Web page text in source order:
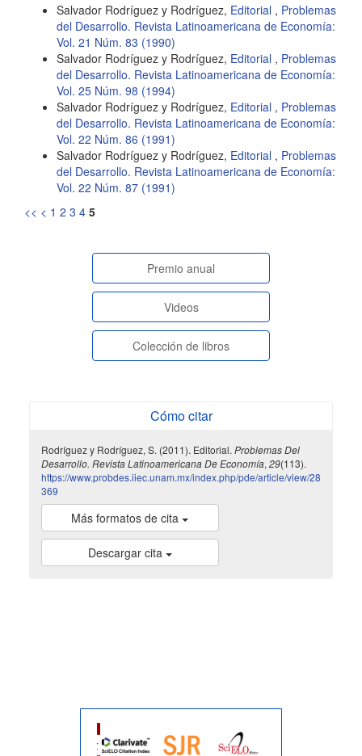
Salvador Rodríguez y Rodríguez, Editorial , Problemas
del Desarrollo. Revista Latinoamericana de Economía:
Vol. 21 Núm. 83 (1990)
Salvador Rodríguez y Rodríguez, Editorial , Problemas
del Desarrollo. Revista Latinoamericana de Economía:
Vol. 25 Núm. 98 (1994)
Salvador Rodríguez y Rodríguez, Editorial , Problemas
del Desarrollo. Revista Latinoamericana de Economía:
Vol. 22 Núm. 86 (1991)
Salvador Rodríguez y Rodríguez, Editorial , Problemas
del Desarrollo. Revista Latinoamericana de Economía:
Vol. 22 Núm. 87 (1991)
<< < 1 2 3 4 5
paginasespeciales
Premio anual
Videos
Colección de libros
Cómo citar
Rodríguez y Rodríguez, S. (2011). Editorial. Problemas Del
Desarrollo. Revista Latinoamericana De Economía, 29(113).
https://www.probdes.iiec.unam.mx/index.php/pde/article/view/28
369
Más formatos de cita
Descargar cita